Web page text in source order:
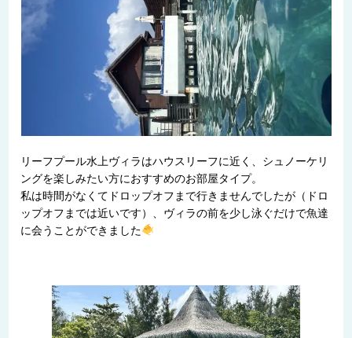
リーフプール水上ヴィラはハウスリーフに近く、シュノーケリ
ングを楽しみたい方におすすめのお部屋タイプ。
私は時間がなくてドロップオフまで行きませんでしたが（ドロ
ップオフまでは近いです）、ヴィラの前を少し泳ぐだけで魚達
に会うことができました